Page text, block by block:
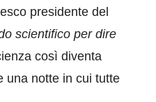
presidente del
scientifico per dire
così diventa
una notte in cui tutte